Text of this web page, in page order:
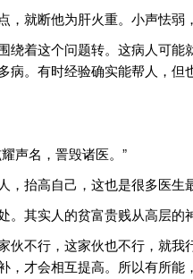
就断他为肝火重。小声怯弱
绕着这个问题转。这病人可
。有时经验确实能帮人，但
声名，詈毁诸医。”
抬高自己，这也是很多医生
其实人的贫富贵贱从高层
伙不行，这家伙也不行，就
才会相互提高。所以有所能